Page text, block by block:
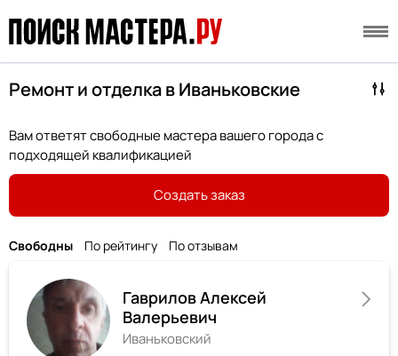
Ремонт и отделка в Иваньковские
Вам ответят свободные мастера вашего города с
подходящей квалификацией
Создать заказ
Свободны По рейтингу По отзывам
Гаврилов Алексей
Валерьевич
Иваньковский